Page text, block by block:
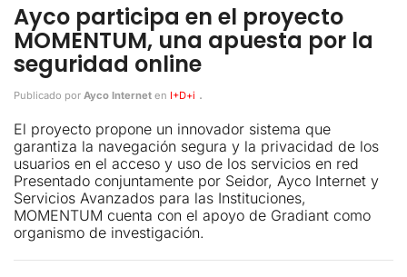
Ayco participa en el proyecto
MOMENTUM, una apuesta por la
seguridad online
Publicado por Ayco Internet en I+D+i .
El proyecto propone un innovador sistema que
garantiza la navegación segura y la privacidad de los
usuarios en el acceso y uso de los servicios en red
Presentado conjuntamente por Seidor, Ayco Internet y
Servicios Avanzados para las Instituciones,
MOMENTUM cuenta con el apoyo de Gradiant como
organismo de investigación.